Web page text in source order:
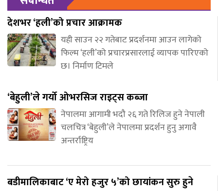
देशभर ‘हली’को प्रचार आक्रामक
यही साउन २२ गतेबाट प्रदर्शनमा आउन लागेको
फिल्म ‘हली’को प्रचारप्रसारलाई व्यापक पारिएको
छ। निर्माण टिमले
‘बेहुली’ले गर्यो ओभरसिज राइट्स कब्जा
नेपालमा आगामी भदौ २६ गते रिलिज हुने नेपाली
चलचित्र ‘बेहुली’ले नेपालमा प्रदर्शन हुनु अगावै
अन्तर्राष्ट्रिय
बडीमालिकाबाट ‘ए मेरो हजुर ५’को छायांकन सुरु हुने